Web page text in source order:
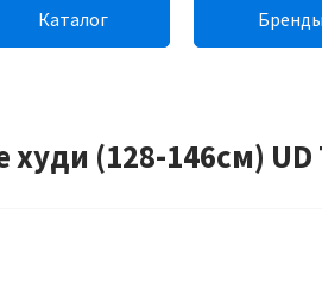
Каталог Бренды
худи (128-146см)